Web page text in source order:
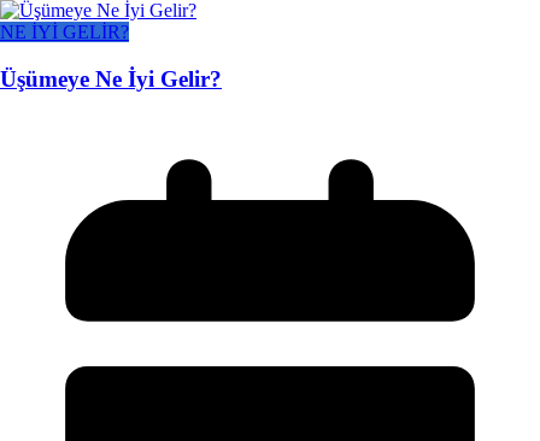
NE İYİ GELİR?
Üşümeye Ne İyi Gelir?